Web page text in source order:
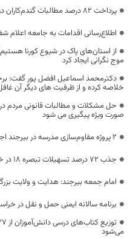
پرداخت ۸۲ درصد مطالبات گندم‌کاران در خراسان جنوبی
اطلاع‌رسانی اقدامات به جامعه
از استان‌های پاک در شیوع کورنا
موج نگرانی ایجاد کرد
دکترمحمد اسماعیل افضل پور گفت:
خلاصه کرده و از ظرفیت های دیگر آن
حل مشکلات و مطالبات قانونی مردم
صورت ویژه پیگیری می شود
۲ پروژه مقاوم‌سازی مدرسه در بیرجند اجرا می‌شود
جذب ۷۲ درصد تسهیلات تبصره ۱۸ در خراسان جنوبی
امام جمعه بیرجند: هدایت و ولایت
برنامه سالانه ایمنی حمل و نقل در
می‌شود